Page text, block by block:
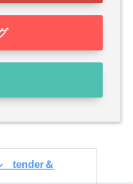
tender＆